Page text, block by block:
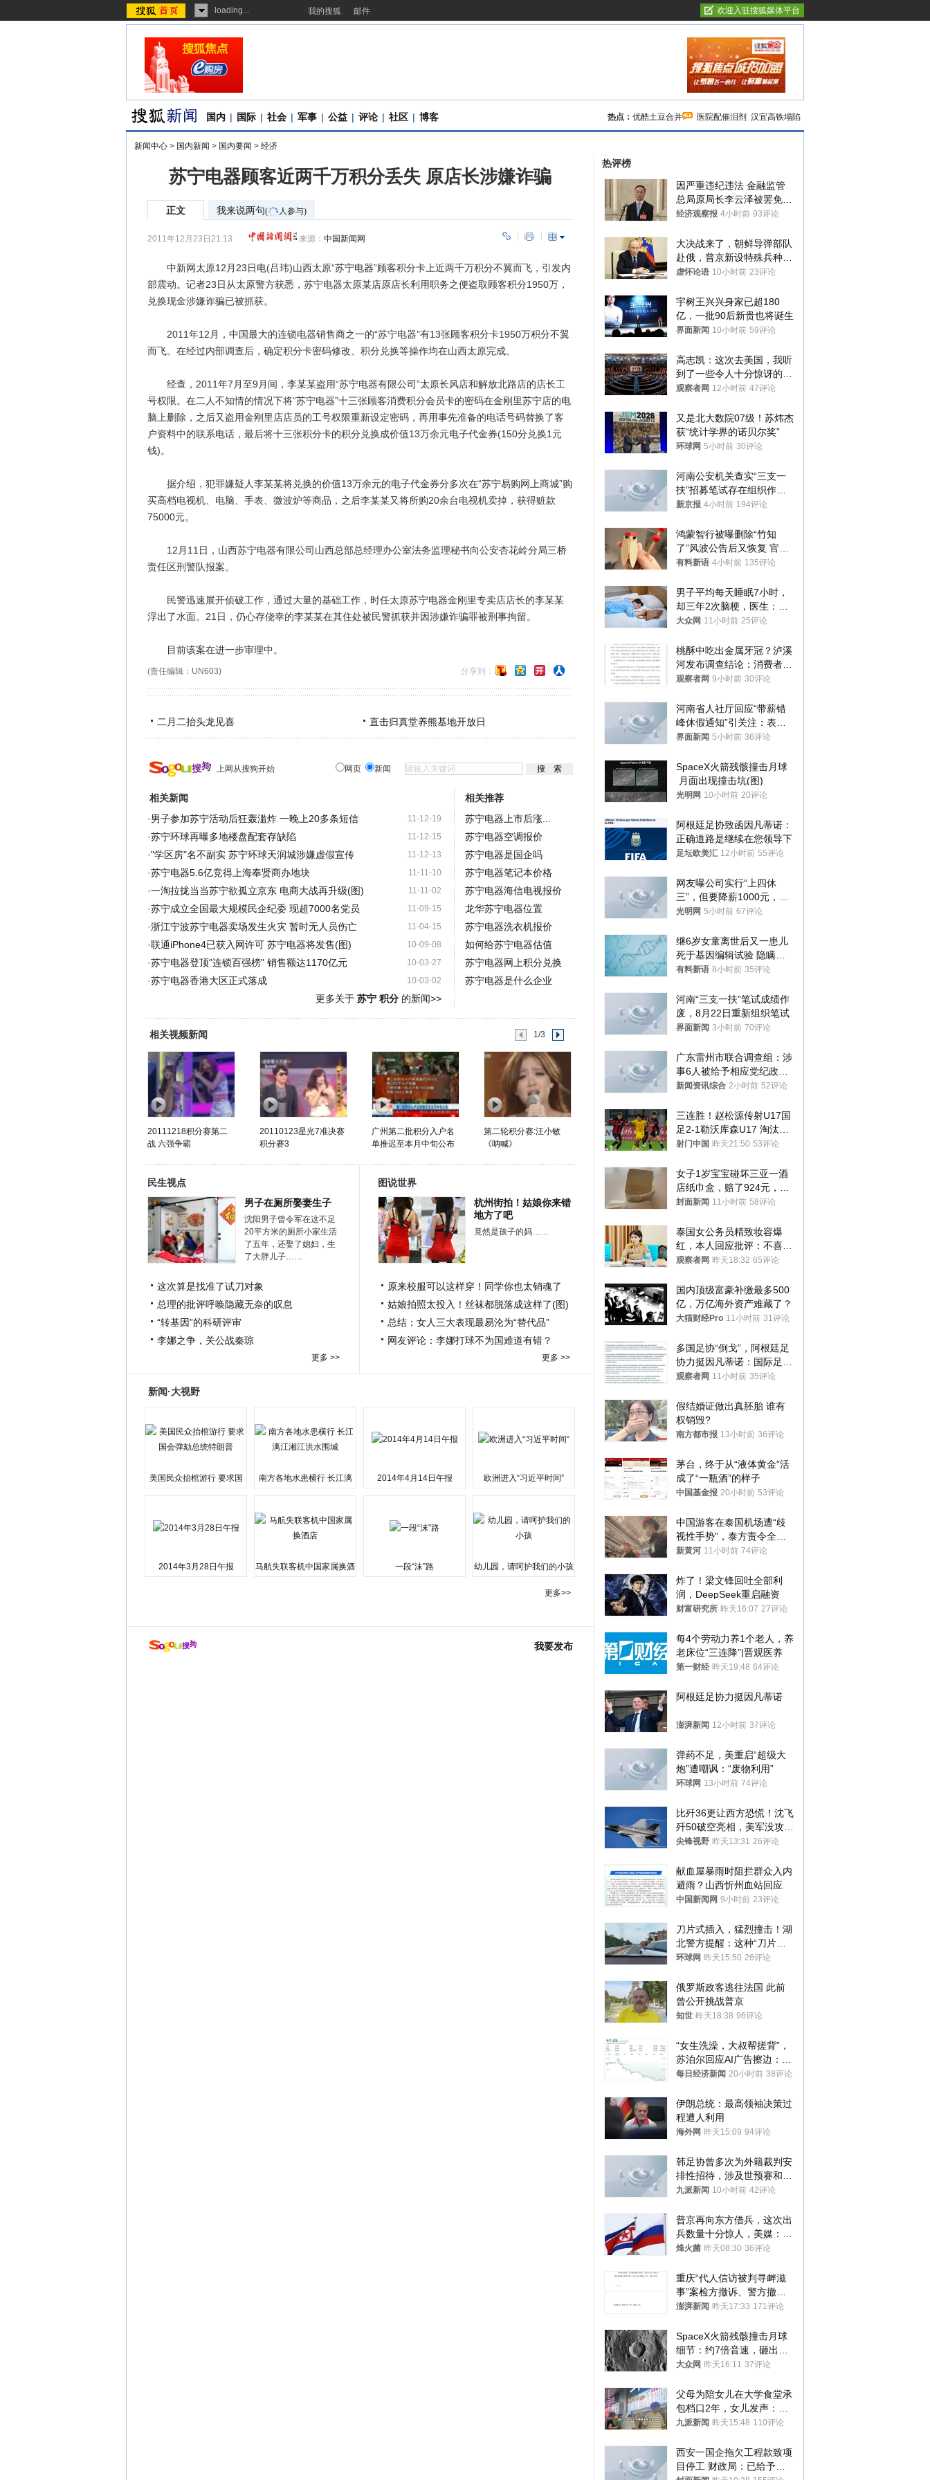
loading... 我的搜狐 邮件 欢迎入驻搜狐媒体平台
国内 | 国际 | 社会 | 军事 | 公益 | 评论 | 社区 | 博客 热点： 优酷土豆合并 医院配催泪剂 汉宜高铁塌陷
新闻中心 > 国内新闻 > 国内要闻 > 经济
苏宁电器顾客近两千万积分丢失 原店长涉嫌诈骗
正文 我来说两句( 人参与)
2011年12月23日21:13 来源： 中国新闻网
中新网太原12月23日电(吕玮)山西太原“苏宁电器”顾客积分卡上近两千万积分不翼而飞，引发内
部震动。记者23日从太原警方获悉，苏宁电器太原某店原店长利用职务之便盗取顾客积分1950万，
兑换现金涉嫌诈骗已被抓获。
2011年12月，中国最大的连锁电器销售商之一的“苏宁电器”有13张顾客积分卡1950万积分不翼
而飞。在经过内部调查后，确定积分卡密码修改、积分兑换等操作均在山西太原完成。
经查，2011年7月至9月间，李某某盗用“苏宁电器有限公司”太原长风店和解放北路店的店长工
号权限。在二人不知情的情况下将“苏宁电器”十三张顾客消费积分会员卡的密码在金刚里苏宁店的电
脑上删除，之后又盗用金刚里店店员的工号权限重新设定密码，再用事先准备的电话号码替换了客
户资料中的联系电话，最后将十三张积分卡的积分兑换成价值13万余元电子代金券(150分兑换1元
钱)。
据介绍，犯罪嫌疑人李某某将兑换的价值13万余元的电子代金券分多次在“苏宁易购网上商城”购
买高档电视机、电脑、手表、微波炉等商品，之后李某某又将所购20余台电视机卖掉，获得赃款
75000元。
12月11日，山西苏宁电器有限公司山西总部总经理办公室法务监理秘书向公安杏花岭分局三桥
责任区刑警队报案。
民警迅速展开侦破工作，通过大量的基础工作，时任太原苏宁电器金刚里专卖店店长的李某某
浮出了水面。21日，仍心存侥幸的李某某在其住处被民警抓获并因涉嫌诈骗罪被刑事拘留。
目前该案在进一步审理中。
(责任编辑：UN603) 分享到：
二月二抬头龙见喜 直击归真堂养熊基地开放日
上网从搜狗开始 网页 新闻
相关新闻
11-12-19
·男子参加苏宁活动后狂轰滥炸 一晚上20多条短信
11-12-15
·苏宁环球再曝多地楼盘配套存缺陷
11-12-13
·"学区房"名不副实 苏宁环球天润城涉嫌虚假宣传
11-11-10
·苏宁电器5.6亿竞得上海奉贤商办地块
11-11-02
·一淘拉拢当当苏宁欲孤立京东 电商大战再升级(图)
11-09-15
·苏宁成立全国最大规模民企纪委 现超7000名党员
11-04-15
·浙江宁波苏宁电器卖场发生火灾 暂时无人员伤亡
10-09-08
·联通iPhone4已获入网许可 苏宁电器将发售(图)
10-03-27
·苏宁电器登顶"连锁百强榜" 销售额达1170亿元
10-03-02
·苏宁电器香港大区正式落成
更多关于 苏宁 积分的新闻>>
相关推荐
苏宁电器上市后涨...
苏宁电器空调报价
苏宁电器是国企吗
苏宁电器笔记本价格
苏宁电器海信电视报价
龙华苏宁电器位置
苏宁电器洗衣机报价
如何给苏宁电器估值
苏宁电器网上积分兑换
苏宁电器是什么企业
相关视频新闻 1/3
20111218积分赛第二
战 六强争霸
20110123星光7准决赛
积分赛3
广州第二批积分入户名
单推迟至本月中旬公布
第二轮积分赛:汪小敏
《呐喊》
民生视点
男子在厕所娶妻生子
沈阳男子曾令军在这不足
20平方米的厕所小家生活
了五年，还娶了媳妇，生
了大胖儿子……
这次算是找准了试刀对象
总理的批评呼唤隐藏无奈的叹息
“转基因”的科研评审
李娜之争，关公战秦琼
更多 >>
图说世界
杭州街拍！姑娘你来错
地方了吧
竟然是孩子的妈……
原来校服可以这样穿！同学你也太销魂了
姑娘拍照太投入！丝袜都脱落成这样了(图)
总结：女人三大表现最易沦为“替代品”
网友评论：李娜打球不为国难道有错？
更多 >>
新闻·大视野
美国民众抬棺游行 要求国
南方各地水患横行 长江漓
2014年4月14日午报 欧洲进入“习近平时间”
2014年3月28日午报
马航失联客机中国家属换酒
一段“沫”路 幼儿园，请呵护我们的小孩
更多>>
我要发布
热评榜
因严重违纪违法 金融监管
总局原局长李云泽被罢免全
国人大代表
经济观察报 4小时前 93评论
大决战来了，朝鲜导弹部队
赴俄，普京新设特殊兵种，
76岁老将扛旗
虚怀论语 10小时前 23评论
宇树王兴兴身家已超180
亿，一批90后新贵也将诞生
界面新闻 10小时前 59评论
高志凯：这次去美国，我听
到了一些令人十分惊讶的消
息
观察者网 12小时前 47评论
又是北大数院07级！苏炜杰
获“统计学界的诺贝尔奖”
环球网 5小时前 30评论
河南公安机关查实“三支一
扶”招募笔试存在组织作弊
犯罪行为
新京报 4小时前 194评论
鸿蒙智行被曝删除“竹知
了”风波公告后又恢复 官媒
曾力挺：劝华为要大度的，
有料新语 4小时前 135评论
男子平均每天睡眠7小时，
却三年2次脑梗，医生：这
样睡觉更伤身
大众网 11小时前 25评论
桃酥中吃出金属牙冠？泸溪
河发布调查结论：消费者已
澄清，所发视频情况不属实
观察者网 9小时前 30评论
河南省人社厅回应“带薪错
峰休假通知”引关注：表述
不够准确，待修改后印发
界面新闻 5小时前 36评论
SpaceX火箭残骸撞击月球
月面出现撞击坑(图)
光明网 10小时前 20评论
阿根廷足协致函因凡蒂诺：
正确道路是继续在您领导下
足坛欧美汇 12小时前 55评论
网友曝公司实行“上四休
三”，但要降薪1000元，不
接受只能辞职
光明网 5小时前 67评论
继6岁女童离世后又一患儿
死于基因编辑试验 隐瞒一
年才对外披露
有料新语 8小时前 35评论
河南“三支一扶”笔试成绩作
废，8月22日重新组织笔试
界面新闻 3小时前 70评论
广东雷州市联合调查组：涉
事6人被给予相应党纪政务
处分和组织处理
新闻资讯综合 2小时前 52评论
三连胜！赵松源传射U17国
足2-1勒沃库森U17 淘汰赛
将战河床
射门中国 昨天21:50 53评论
女子1岁宝宝碰坏三亚一酒
店纸巾盒，赔了924元，发
帖吐槽后酒店退还一半的
封面新闻 11小时前 58评论
泰国女公务员精致妆容爆
红，本人回应批评：不喜欢
就别看
观察者网 昨天18:32 65评论
国内顶级富豪补缴最多500
亿，万亿海外资产难藏了？
大猫财经Pro 11小时前 31评论
多国足协“倒戈”，阿根廷足
协力挺因凡蒂诺：国际足联
今后应继续在其领导下前行
观察者网 11小时前 35评论
假结婚证做出真胚胎 谁有
权销毁?
南方都市报 13小时前 36评论
茅台，终于从“液体黄金”活
成了“一瓶酒”的样子
中国基金报 20小时前 53评论
中国游客在泰国机场遭“歧
视性手势”，泰方责令全面
调查，对责任人采取最严厉
新黄河 11小时前 74评论
炸了！梁文锋回吐全部利
润，DeepSeek重启融资
财富研究所 昨天16:07 27评论
每4个劳动力养1个老人，养
老床位“三连降”|晋观医养
第一财经 昨天19:48 64评论
阿根廷足协力挺因凡蒂诺
澎湃新闻 12小时前 37评论
弹药不足，美重启“超级大
炮”遭嘲讽：“废物利用”
环球网 13小时前 74评论
比歼36更让西方恐慌！沈飞
歼50破空亮相，美军没攻克
的技术被拿下
尖锋视野 昨天13:31 26评论
献血屋暴雨时阻拦群众入内
避雨？山西忻州血站回应
中国新闻网 9小时前 23评论
刀片式插入，猛烈撞击！湖
北警方提醒：这种“刀片超
车”，太危险了
环球网 昨天15:50 26评论
俄罗斯政客逃往法国 此前
曾公开挑战普京
知世 昨天18:38 96评论
“女生洗澡，大叔帮搓背”，
苏泊尔回应AI广告擦边：视
频全下架，已强化内容管理
每日经济新闻 20小时前 38评论
伊朗总统：最高领袖决策过
程遭人利用
海外网 昨天15:09 94评论
韩足协曾多次为外籍裁判安
排性招待，涉及世预赛和奥
预赛，韩足协回应
九派新闻 10小时前 42评论
普京再向东方借兵，这次出
兵数量十分惊人，美媒：俄
朝要动真格？
烽火菌 昨天08:30 36评论
重庆“代人信访被判寻衅滋
事”案检方撤诉、警方撤
案，两被告人获国赔
澎湃新闻 昨天17:33 171评论
SpaceX火箭残骸撞击月球
细节：约7倍音速，砸出直
径约30米撞击坑
大众网 昨天16:11 37评论
父母为陪女儿在大学食堂承
包档口2年，女儿发声：初
衷是为了陪伴，毕业后将不
九派新闻 昨天15:48 110评论
西安一国企拖欠工程款致项
目停工 财政局：已给予处